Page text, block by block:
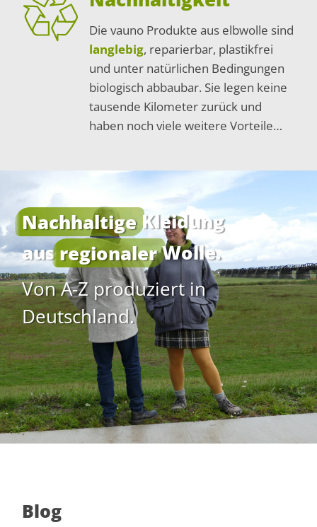
Die vauno Produkte aus elbwolle sind
langlebig, reparierbar, plastikfrei
und unter natürlichen Bedingungen
biologisch abbaubar. Sie legen keine
tausende Kilometer zurück und
haben noch viele weitere Vorteile…
NachhaltigeKleidung
ausregionalerWolle.
Von A-Z produziert in
Deutschland.
Blog